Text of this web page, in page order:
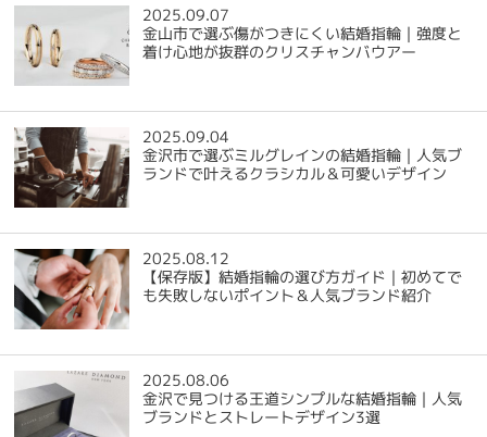
2025.09.07
金山市で選ぶ傷がつきにくい結婚指輪｜強度と
着け心地が抜群のクリスチャンバウアー
2025.09.04
金沢市で選ぶミルグレインの結婚指輪｜人気ブ
ランドで叶えるクラシカル＆可愛いデザイン
2025.08.12
【保存版】結婚指輪の選び方ガイド｜初めてで
も失敗しないポイント＆人気ブランド紹介
2025.08.06
金沢で見つける王道シンプルな結婚指輪｜人気
ブランドとストレートデザイン3選